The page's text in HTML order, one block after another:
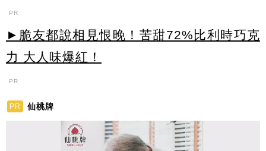
PR
►脆友都說相見恨晚！苦甜72%比利時巧克
力 大人味爆紅！
PR
PR 仙桃牌